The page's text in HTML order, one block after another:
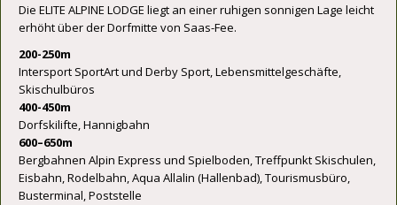
Die ELITE ALPINE LODGE liegt an einer ruhigen sonnigen Lage leicht
erhöht über der Dorfmitte von Saas-Fee.
200-250m
Intersport SportArt und Derby Sport, Lebensmittelgeschäfte,
Skischulbüros
400-450m
Dorfskilifte, Hannigbahn
600–650m
Bergbahnen Alpin Express und Spielboden, Treffpunkt Skischulen,
Eisbahn, Rodelbahn, Aqua Allalin (Hallenbad), Tourismusbüro,
Busterminal, Poststelle